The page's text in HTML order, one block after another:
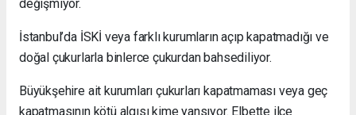
değişmiyor.
İstanbul’da İSKİ veya farklı kurumların açıp kapatmadığı ve
doğal çukurlarla binlerce çukurdan bahsediliyor.
Büyükşehire ait kurumları çukurları kapatmaması veya geç
kapatmasının kötü algısı kime yansıyor. Elbette ilçe